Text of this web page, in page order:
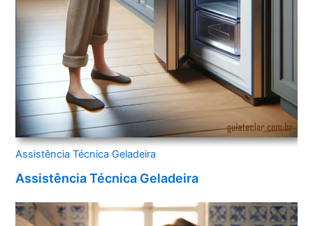
Assistência Técnica Geladeira
Assistência Técnica Geladeira